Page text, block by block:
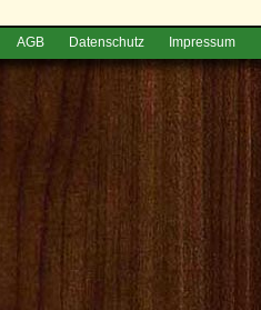
AGB Datenschutz Impressum